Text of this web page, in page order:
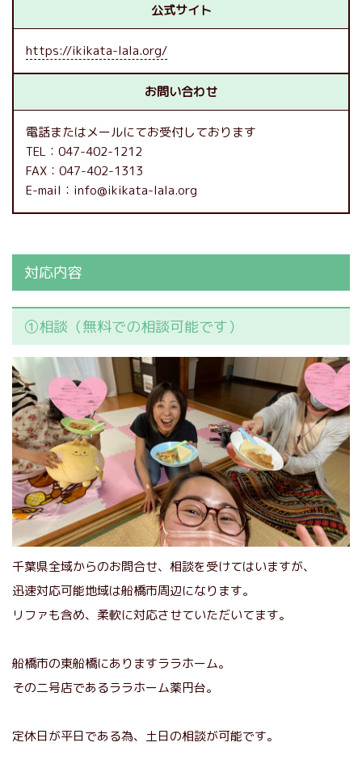
公式サイト
https://ikikata-lala.org/
お問い合わせ
電話またはメールにてお受付しております
TEL：047-402-1212
FAX：047-402-1313
E-mail：info@ikikata-lala.org
対応内容
①相談（無料での相談可能です）
千葉県全域からのお問合せ、相談を受けてはいますが、
迅速対応可能地域は船橋市周辺になります。
リファも含め、柔軟に対応させていただいてます。
船橋市の東船橋にありますララホーム。
その二号店であるララホーム薬円台。
定休日が平日である為、土日の相談が可能です。